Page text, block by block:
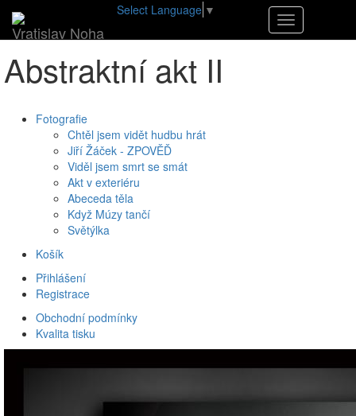
Navigace
Vratislav Noha
Select Language ▼
E-shop Abstraktní akt II
Abstraktní akt II
Fotografie
Chtěl jsem vidět hudbu hrát
Jiří Žáček - ZPOVĚĎ
Viděl jsem smrt se smát
Akt v exteriéru
Abeceda těla
Když Múzy tančí
Světýlka
Košík
Přihlášení
Registrace
Obchodní podmínky
Kvalita tisku